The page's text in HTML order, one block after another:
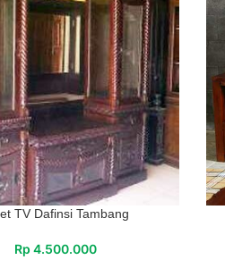
TV Dafinsi Tambang
Rp 4.500.000